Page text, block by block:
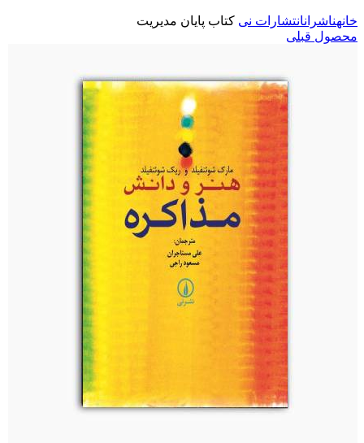
خانهناشرانانتشارات نی کتاب پایان مدیریت
محصول قبلی